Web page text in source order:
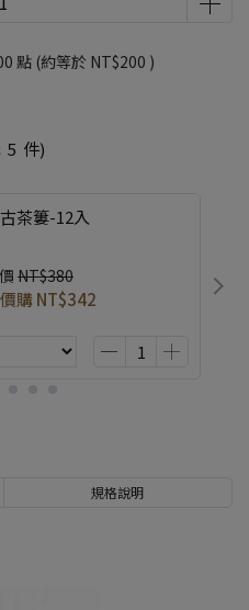
點 (約等於 NT$200 )
5 件)
茶簍-12入
NT$380
購NT$342
規格說明